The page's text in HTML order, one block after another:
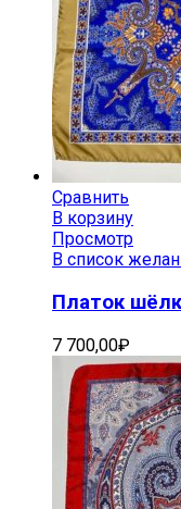
Сравнить
В корзину
Просмотр
В список
Платок
7 700,00₽